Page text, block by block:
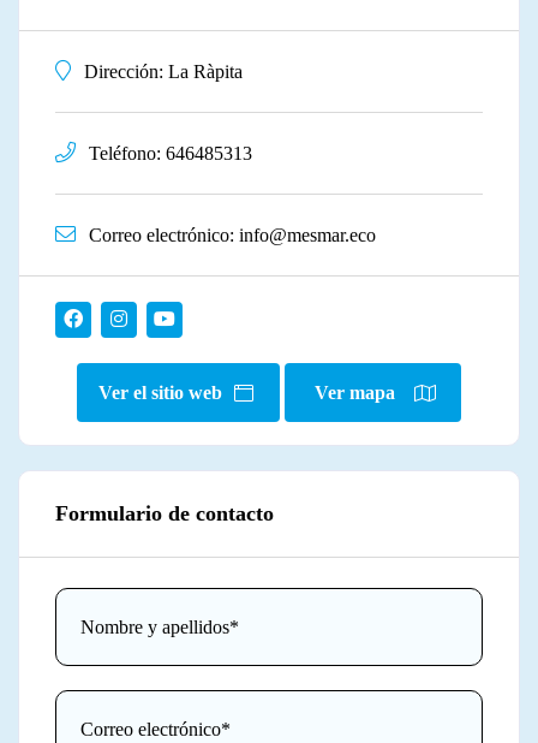
Dirección: La Ràpita
Teléfono: 646485313
Correo electrónico: info@mesmar.eco
Ver el sitio web Ver mapa
Formulario de contacto